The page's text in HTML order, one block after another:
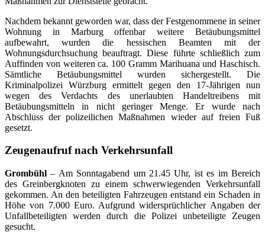
Nachdem bekannt geworden war, dass der Festgenommene in seiner
Wohnung in Marburg offenbar weitere Betäubungsmittel
aufbewahrt, wurden die hessischen Beamten mit der
Wohnungsdurchsuchung beauftragt. Diese führte schließlich zum
Auffinden von weiteren ca. 100 Gramm Marihuana und Haschisch.
Sämtliche Betäubungsmittel wurden sichergestellt. Die
Kriminalpolizei Würzburg ermittelt gegen den 17-Jährigen nun
wegen des Verdachts des unerlaubten Handeltreibens mit
Betäubungsmitteln in nicht geringer Menge. Er wurde nach
Abschluss der polizeilichen Maßnahmen wieder auf freien Fuß
gesetzt.
Zeugenaufruf nach Verkehrsunfall
Grombühl – Am Sonntagabend um 21.45 Uhr, ist es im Bereich
des Greinbergknoten zu einem schwerwiegenden Verkehrsunfall
gekommen. An den beteiligten Fahrzeugen entstand ein Schaden in
Höhe von 7.000 Euro. Aufgrund widersprüchlicher Angaben der
Unfallbeteiligten werden durch die Polizei unbeteiligte Zeugen
gesucht.